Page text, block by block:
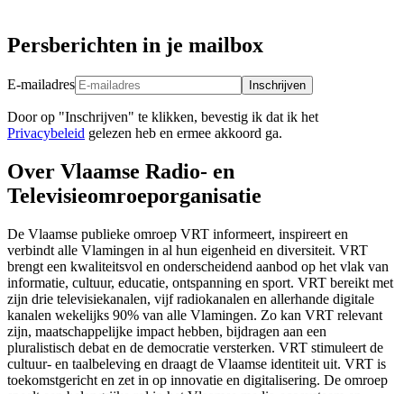
Persberichten in je mailbox
E-mailadres Inschrijven
Door op "Inschrijven" te klikken, bevestig ik dat ik het
Privacybeleid gelezen heb en ermee akkoord ga.
Over Vlaamse Radio- en
Televisieomroeporganisatie
De Vlaamse publieke omroep VRT informeert, inspireert en
verbindt alle Vlamingen in al hun eigenheid en diversiteit. VRT
brengt een kwaliteitsvol en onderscheidend aanbod op het vlak van
informatie, cultuur, educatie, ontspanning en sport. VRT bereikt met
zijn drie televisiekanalen, vijf radiokanalen en allerhande digitale
kanalen wekelijks 90% van alle Vlamingen. Zo kan VRT relevant
zijn, maatschappelijke impact hebben, bijdragen aan een
pluralistisch debat en de democratie versterken. VRT stimuleert de
cultuur- en taalbeleving en draagt de Vlaamse identiteit uit. VRT is
toekomstgericht en zet in op innovatie en digitalisering. De omroep